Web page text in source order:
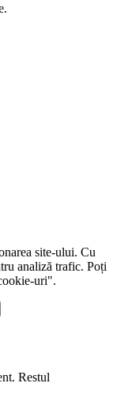
site-ului. Cu
analiză trafic. Poți
uri".
Restul